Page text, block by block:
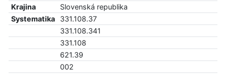
Krajina
Slovenská republika
Systematika
331.108.37
331.108.341
331.108
621.39
002